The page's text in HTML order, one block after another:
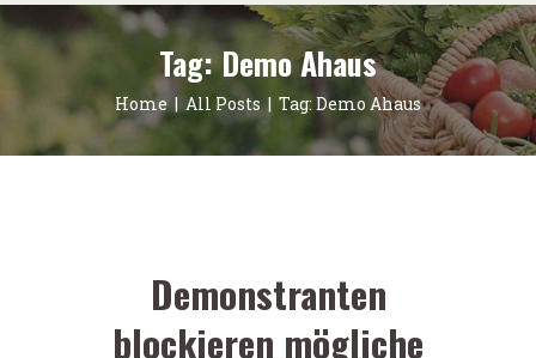
Tag: Demo Ahaus
Home All Posts Tag: Demo Ahaus
Demonstranten
blockieren mögliche